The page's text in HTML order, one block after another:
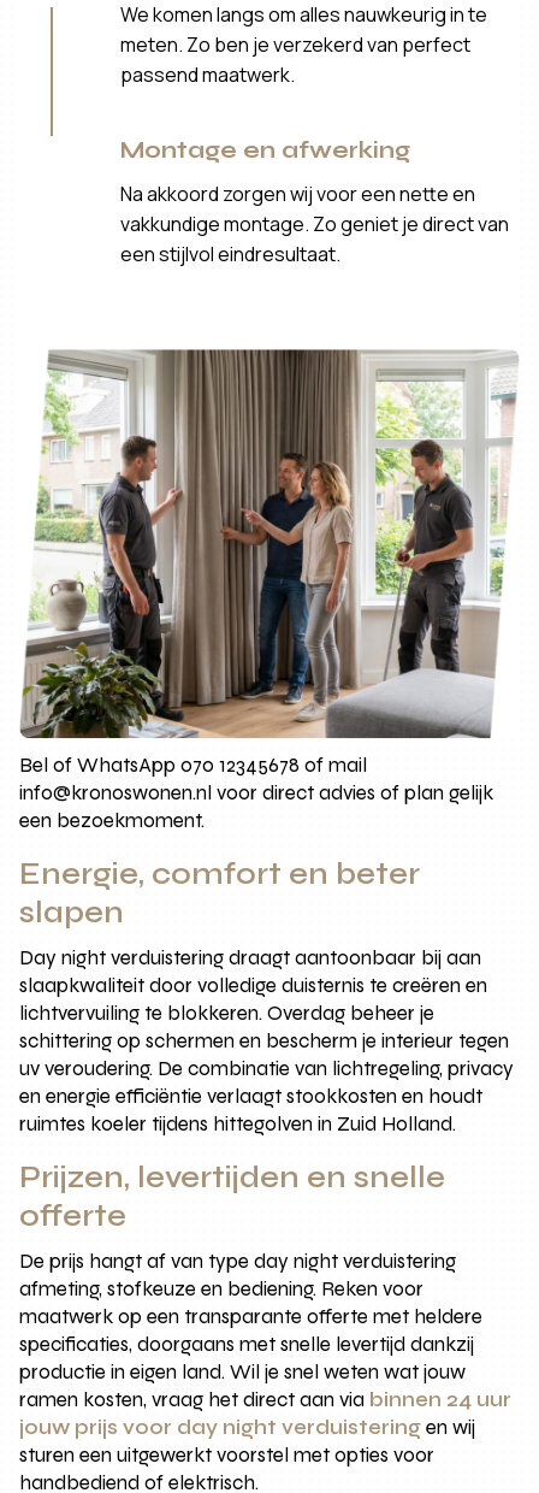
We komen langs om alles nauwkeurig in te
meten. Zo ben je verzekerd van perfect
passend maatwerk.
Montage en afwerking
Na akkoord zorgen wij voor een nette en
vakkundige montage. Zo geniet je direct van
een stijlvol eindresultaat.
Bel of WhatsApp 070 12345678 of mail
info@kronoswonen.nl voor direct advies of plan gelijk
een bezoekmoment.
Energie, comfort en beter
slapen
Day night verduistering draagt aantoonbaar bij aan
slaapkwaliteit door volledige duisternis te creëren en
lichtvervuiling te blokkeren. Overdag beheer je
schittering op schermen en bescherm je interieur tegen
uv veroudering. De combinatie van lichtregeling, privacy
en energie efficiëntie verlaagt stookkosten en houdt
ruimtes koeler tijdens hittegolven in Zuid Holland.
Prijzen, levertijden en snelle
offerte
De prijs hangt af van type day night verduistering
afmeting, stofkeuze en bediening. Reken voor
maatwerk op een transparante offerte met heldere
specificaties, doorgaans met snelle levertijd dankzij
productie in eigen land. Wil je snel weten wat jouw
ramen kosten, vraag het direct aan via binnen 24 uur
jouw prijs voor day night verduisteringen wij
sturen een uitgewerkt voorstel met opties voor
handbediend of elektrisch.